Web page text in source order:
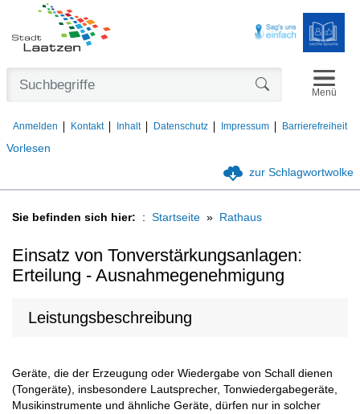
Vorlesen
Anmelden Kontakt Inhalt Datenschutz Impressum Barrierefreiheit
Menü
zur Schlagwortwolke
Sie befinden sich hier: Startseite Rathaus
Einsatz von Tonverstärkungsanlagen:
Erteilung - Ausnahmegenehmigung
Leistungsbeschreibung
Geräte, die der Erzeugung oder Wiedergabe von Schall dienen
(Tongeräte), insbesondere Lautsprecher, Tonwiedergabegeräte,
Musikinstrumente und ähnliche Geräte, dürfen nur in solcher